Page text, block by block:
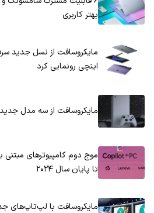
بهتر کاربری
اینچی رونمایی کرد
مایکروسافت از سه مدل
تا پایان سال ۲۰۲۴
مایکروسافت با لپ‌تاپ‌های